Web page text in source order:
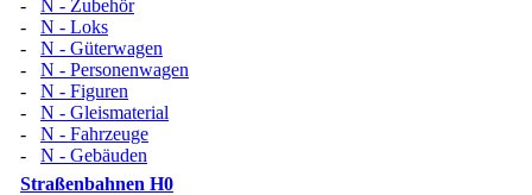
- N - Zubehör
- N - Loks
- N - Güterwagen
- N - Personenwagen
- N - Figuren
- N - Gleismaterial
- N - Fahrzeuge
- N - Gebäuden
Straßenbahnen H0